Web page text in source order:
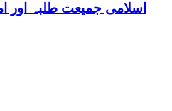
اسلامی جمیعت طلبہ اور